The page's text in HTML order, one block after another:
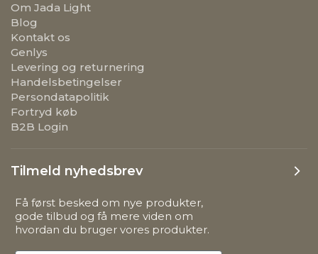
Om Jada Light
Blog
Kontakt os
Genlys
Levering og returnering
Handelsbetingelser
Persondatapolitik
Fortryd køb
B2B Login
Tilmeld nyhedsbrev
Få først besked om nye produkter,
gode tilbud og få mere viden om
hvordan du bruger vores produkter.